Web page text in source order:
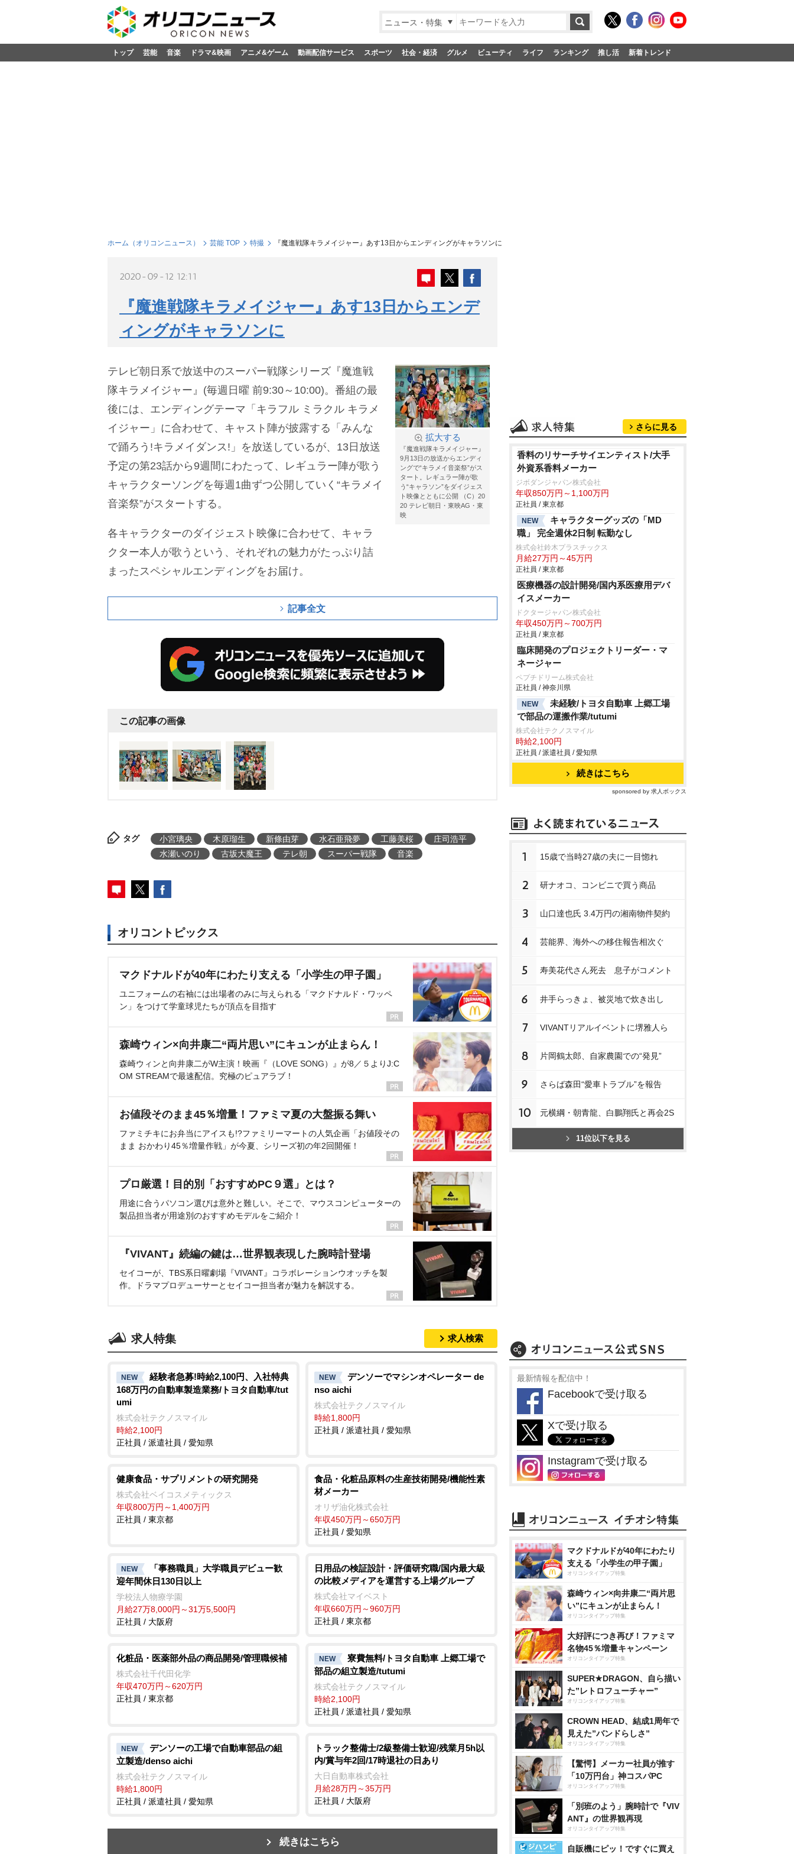
ニュース・特集
トップ 芸能 音楽 ドラマ&映画 アニメ&ゲーム 動画配信サービス スポーツ 社会・経済 グルメ ビューティ ライフ ランキング 推し活 新着トレンド
ホーム（オリコンニュース） 芸能 TOP 特撮 『魔進戦隊キラメイジャー』あす13日からエンディングがキャラソンに
2020-09-12 12:11
『魔進戦隊キラメイジャー』あす13日からエンデ
ィングがキャラソンに
拡大する
『魔進戦隊キラメイジャー』
9月13日の放送からエンディ
ングで“キラメイ音楽祭”がス
タート。レギュラー陣が歌
う“キャラソン”をダイジェス
ト映像とともに公開 （C）20
20 テレビ朝日・東映AG・東
映
テレビ朝日系で放送中のスーパー戦隊シリーズ『魔進戦
隊キラメイジャー』(毎週日曜 前9:30～10:00)。番組の最
後には、エンディングテーマ「キラフル ミラクル キラメ
イジャー」に合わせて、キャスト陣が披露する「みんな
で踊ろう!キラメイダンス!」を放送しているが、13日放送
予定の第23話から9週間にわたって、レギュラー陣が歌う
キャラクターソングを毎週1曲ずつ公開していく“キラメイ
音楽祭”がスタートする。
各キャラクターのダイジェスト映像に合わせて、キャラ
クター本人が歌うという、それぞれの魅力がたっぷり詰
まったスペシャルエンディングをお届け。
記事全文
この記事の画像
タグ 小宮璃央 木原瑠生 新條由芽 水石亜飛夢 工藤美桜
庄司浩平
水瀬いのり
古坂大魔王 テレ朝 スーパー戦隊 音楽
オリコントピックス
マクドナルドが40年にわたり支える「小学生の甲子園」
ユニフォームの右袖には出場者のみに与えられる「マクドナルド・ワッペ
ン」をつけて学童球児たちが頂点を目指す
森崎ウィン×向井康二“両片思い”にキュンが止まらん！
森崎ウィンと向井康二がW主演！映画『（LOVE SONG）』が8／５よりJ:C
OM STREAMで最速配信。究極のピュアラブ！
お値段そのまま45％増量！ファミマ夏の大盤振る舞い
ファミチキにお弁当にアイスも!?ファミリーマートの人気企画「お値段その
まま おかわり45％増量作戦」が今夏、シリーズ初の年2回開催！
プロ厳選！目的別「おすすめPC９選」とは？
用途に合うパソコン選びは意外と難しい。そこで、マウスコンピューターの
製品担当者が用途別のおすすめモデルをご紹介！
『VIVANT』続編の鍵は…世界観表現した腕時計登場
セイコーが、TBS系日曜劇場『VIVANT』コラボレーションウオッチを製
作。ドラマプロデューサーとセイコー担当者が魅力を解説する。
求人特集 求人検索
NEW
経験者急募!時給2,100円、入社特典
168万円の自動車製造業務/トヨタ自動車/tut
umi
株式会社テクノスマイル
時給2,100円
正社員 / 派遣社員 / 愛知県
NEW
デンソーでマシンオペレーター de
nso aichi
株式会社テクノスマイル
時給1,800円
正社員 / 派遣社員 / 愛知県
健康食品・サプリメントの研究開発
株式会社ベイコスメティックス
年収800万円～1,400万円
正社員 / 東京都
食品・化粧品原料の生産技術開発/機能性素
材メーカー
オリザ油化株式会社
年収450万円～650万円
正社員 / 愛知県
NEW
「事務職員」大学職員デビュー歓
迎年間休日130日以上
学校法人物療学園
月給27万8,000円～31万5,500円
正社員 / 大阪府
日用品の検証設計・評価研究職/国内最大級
の比較メディアを運営する上場グループ
株式会社マイベスト
年収660万円～960万円
正社員 / 東京都
化粧品・医薬部外品の商品開発/管理職候補
株式会社千代田化学
年収470万円～620万円
正社員 / 東京都
NEW
寮費無料/トヨタ自動車 上郷工場で
部品の組立製造/tutumi
株式会社テクノスマイル
時給2,100円
正社員 / 派遣社員 / 愛知県
NEW
デンソーの工場で自動車部品の組
立製造/denso aichi
株式会社テクノスマイル
時給1,800円
正社員 / 派遣社員 / 愛知県
トラック整備士/2級整備士歓迎/残業月5h以
内/賞与年2回/17時退社の日あり
大日自動車株式会社
月給28万円～35万円
正社員 / 大阪府
続きはこちら
さらに見る
香料のリサーチサイエンティスト/大手
外資系香料メーカー
ジボダンジャパン株式会社
年収850万円～1,100万円
正社員 / 東京都
NEW
キャラクターグッズの「MD
職」 完全週休2日制 転勤なし
株式会社鈴木プラスチックス
月給27万円～45万円
正社員 / 東京都
医療機器の設計開発/国内系医療用デバ
イスメーカー
ドクタージャパン株式会社
年収450万円～700万円
正社員 / 東京都
臨床開発のプロジェクトリーダー・マ
ネージャー
ペプチドリーム株式会社
正社員 / 神奈川県
NEW
未経験/トヨタ自動車 上郷工場
で部品の運搬作業/tutumi
株式会社テクノスマイル
時給2,100円
正社員 / 派遣社員 / 愛知県
続きはこちら
sponsored by 求人ボックス
1 15歳で当時27歳の夫に一目惚れ
2 研ナオコ、コンビニで買う商品
3 山口達也氏 3.4万円の湘南物件契約
4 芸能界、海外への移住報告相次ぐ
5 寿美花代さん死去 息子がコメント
6 井手らっきょ、被災地で炊き出し
7 VIVANTリアルイベントに堺雅人ら
8 片岡鶴太郎、自家農園での“発見”
9 さらば森田“愛車トラブル”を報告
10 元横綱・朝青龍、白鵬翔氏と再会2S
11位以下を見る
最新情報を配信中！
Facebookで受け取る
Xで受け取る
Instagramで受け取る
マクドナルドが40年にわたり
支える「小学生の甲子園」
オリコンタイアップ特集
森崎ウィン×向井康二“両片思
い”にキュンが止まらん！
オリコンタイアップ特集
大好評につき再び！ファミマ
名物45％増量キャンペーン
オリコンタイアップ特集
SUPER★DRAGON、自ら描い
た”レトロフューチャー”
オリコンタイアップ特集
CROWN HEAD、結成1周年で
見えた”バンドらしさ”
オリコンタイアップ特集
【驚愕】メーカー社員が推す
「10万円台」神コスパPC
オリコンタイアップ特集
「別班のよう」腕時計で『VIV
ANT』の世界観再現
オリコンタイアップ特集
自販機にピッ！ですぐに買え